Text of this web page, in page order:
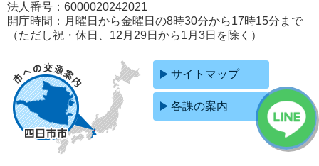
法人番号：6000020242021
開庁時間：月曜日から金曜日の8時30分から17時15分まで
（ただし祝・休日、12月29日から1月3日を除く）
サイトマップ
各課の案内